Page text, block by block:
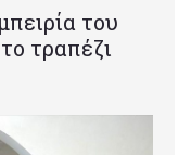
του
τραπέζι